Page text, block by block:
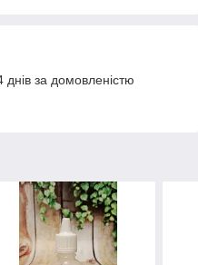
за домовленістю